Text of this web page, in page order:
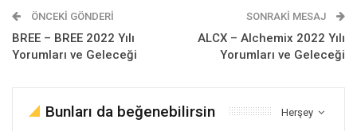
ÖNCEKI GÖNDERI
BREE – BREE 2022 Yılı
Yorumları ve Geleceği
SONRAKI MESAJ
ALCX – Alchemix 2022 Yılı
Yorumları ve Geleceği
Herşey
Bunları da beğenebilirsin